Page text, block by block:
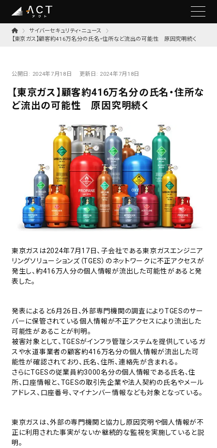
サイバーセキュリティ・ニュース
【東京ガス】顧客約416万名分の氏名・住所など流出の可能性 原因究明続く
公開日: 2024年7月18日 更新日: 2024年7月18日
【東京ガス】顧客約416万名分の氏名・住所な
ど流出の可能性 原因究明続く
東京ガスは2024年7月17日、子会社である東京ガスエンジニア
リングソリューションズ（TGES）のネットワークに不正アクセスが
発生し、約416万人分の個人情報が流出した可能性があると発
表した。
発表によると6月26日、外部専門機関の調査によりTGESのサー
バーに保管されている個人情報が不正アクセスにより流出した
可能性があることが判明。
被害対象として、TGESがインフラ管理システムを提供しているガ
スや水道事業者の顧客約416万名分の個人情報が流出した可
能性が確認されており、氏名、住所、連絡先が含まれる。
さらにTGESの従業員約3000名分の個人情報である氏名、住
所、口座情報と、TGESの取引先企業や法人契約の氏名やメール
アドレス、口座番号、マイナンバー情報なども対象となっている。
東京ガスは、外部の専門機関と協力し原因究明や個人情報が不
正に利用された事実がないか継続的な監視を実施していると説
明。